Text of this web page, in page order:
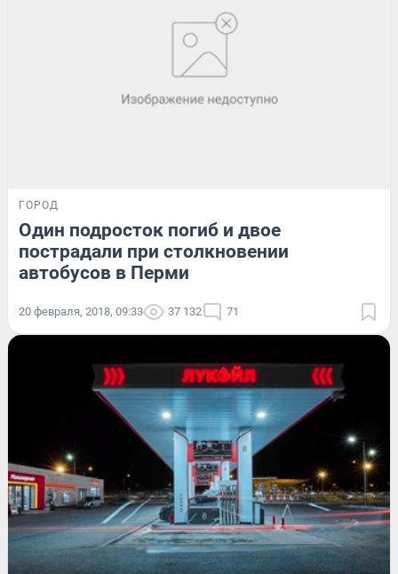
ГОРОД
Один подросток погиб и двое
пострадали при столкновении
автобусов в Перми
20 февраля, 2018, 09:33 37 132 71